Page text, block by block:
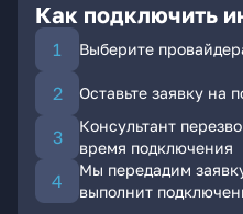
Как подключить
Выберите
Оставьте заявку на
Консультант
время подключения
Мы передадим
выполнит